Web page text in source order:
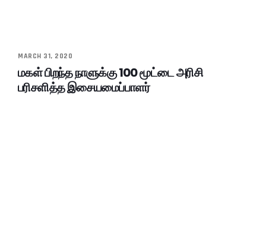
MARCH 31, 2020
மகள் பிறந்த நாளுக்கு 100 மூட்டை அரிசி
பரிசளித்த இசையமைப்பாளர்